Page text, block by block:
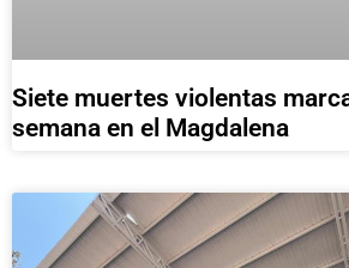
Siete muertes violentas
semana en el Magdalena